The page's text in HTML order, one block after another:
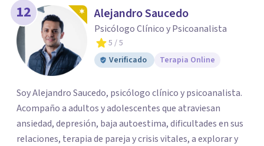
12 Alejandro Saucedo
Psicólogo Clínico y Psicoanalista
5 / 5
Verificado
Terapia Online
Soy Alejandro Saucedo, psicólogo clínico y psicoanalista.
Acompaño a adultos y adolescentes que atraviesan
ansiedad, depresión, baja autoestima, dificultades en sus
relaciones, terapia de pareja y crisis vitales, a explorar y